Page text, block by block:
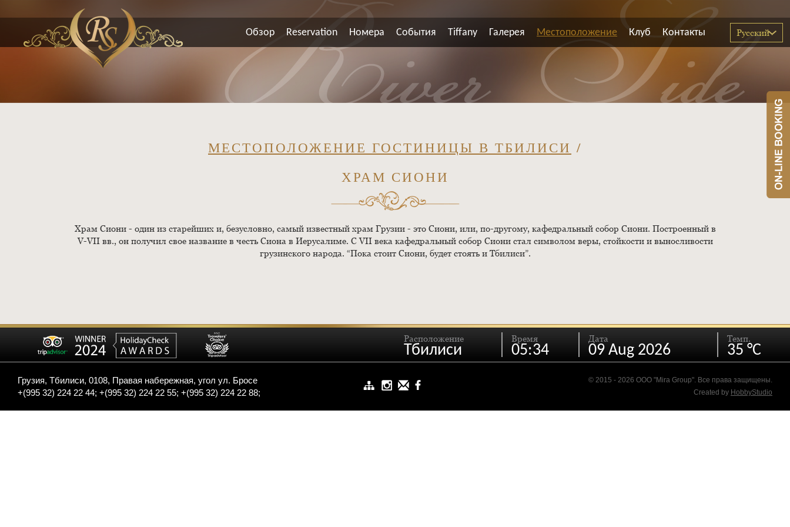
Русский
Обзор Reservation Номера События Tiffany Галерея Местоположение Клуб Контакты
МЕСТОПОЛОЖЕНИЕ ГОСТИНИЦЫ В ТБИЛИСИ /
ХРАМ СИОНИ
Храм Сиони - один из старейших и, безусловно, самый известный храм Грузии - это Сиони, или, по-другому, кафедральный собор Сиони. Построенный в
V-VII вв., он получил свое название в честь Сиона в Иерусалиме. С VII века кафедральный собор Сиони стал символом веры, стойкости и выносливости
грузинского народа. “Пока стоит Сиони, будет стоять и Тбилиси”.
Расположение
Тбилиси
Время
05:34
Дата
09 Aug 2026
Темп.
35 °C
Грузия, Тбилиси, 0108, Правая набережная, угол ул. Бросе
+(995 32) 224 22 44; +(995 32) 224 22 55; +(995 32) 224 22 88;
© 2015 - 2026 ООО "Mira Group". Все права защищены.
Created by HobbyStudio